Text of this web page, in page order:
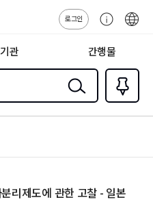
로그인
센
관 간행물
검색
즐겨찾
기0
리제도에 관한 고찰 - 일본